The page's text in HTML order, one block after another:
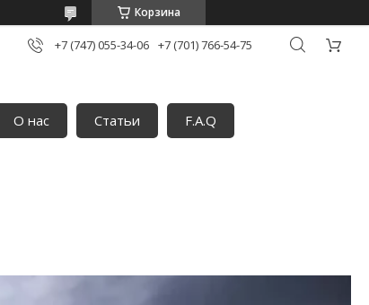
Корзина
+7 (747) 055-34-06 +7 (701) 766-54-75
О нас Статьи F.A.Q